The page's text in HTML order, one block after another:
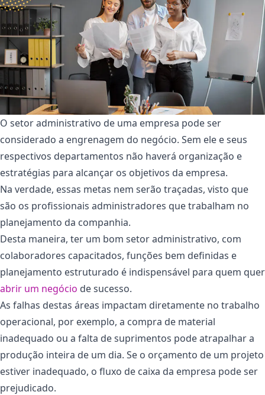
O setor administrativo de uma empresa pode ser
considerado a engrenagem do negócio. Sem ele e seus
respectivos departamentos não haverá organização e
estratégias para alcançar os objetivos da empresa.
Na verdade, essas metas nem serão traçadas, visto que
são os profissionais administradores que trabalham no
planejamento da companhia.
Desta maneira, ter um bom setor administrativo, com
colaboradores capacitados, funções bem definidas e
planejamento estruturado é indispensável para quem quer
abrir um negócio de sucesso.
As falhas destas áreas impactam diretamente no trabalho
operacional, por exemplo, a compra de material
inadequado ou a falta de suprimentos pode atrapalhar a
produção inteira de um dia. Se o orçamento de um projeto
estiver inadequado, o fluxo de caixa da empresa pode ser
prejudicado.